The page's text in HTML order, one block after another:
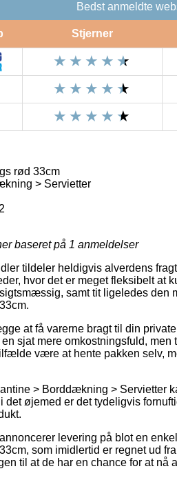
Bedst anmeldte
Stjerner
rød 33cm
> Servietter
baseret på 1 anmeldelser
tildeler heldigvis alverdens
hvor det er meget fleksibelt at
samt tit ligeledes den
at få varerne bragt til din
sjat mere omkostningsfuld,
være at hente pakken selv,
> Borddækning > Servietter
det øjemed er det tydeligvis
levering på blot en
som imidlertid er regnet ud
til at de har en chance for at nå